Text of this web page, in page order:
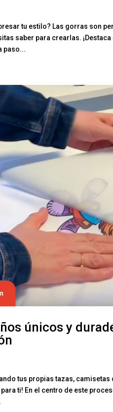
tu estilo? Las gorras son
saber para crearlas.
paso...
únicos y
tus propias tazas,
ti! En el centro de este